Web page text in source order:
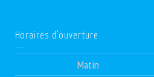
Horaires d’ouverture
Matin